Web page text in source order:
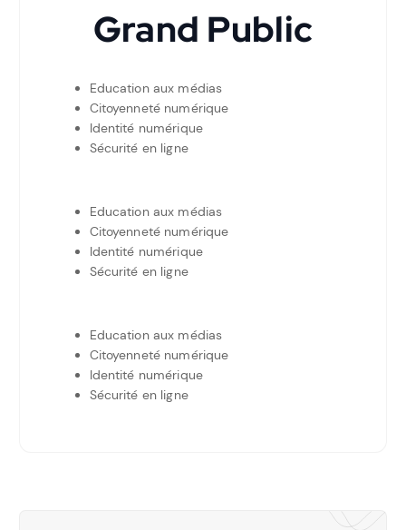
Grand Public
Education aux médias
Citoyenneté numérique
Identité numérique
Sécurité en ligne
Education aux médias
Citoyenneté numérique
Identité numérique
Sécurité en ligne
Education aux médias
Citoyenneté numérique
Identité numérique
Sécurité en ligne